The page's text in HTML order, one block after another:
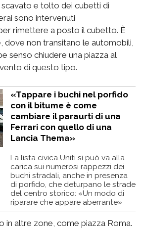
e tolto dei cubetti di
sono intervenuti
rimettere a posto il cubetto. È
dove non transitano le automobili,
senso chiudere una piazza al
di questo tipo.
«Tappare i buchi nel porfido
con il bitume è come
cambiare il paraurti di una
Ferrari con quello di una
Lancia Thema»
La lista civica Uniti si può va alla
carica sui numerosi rappezzi dei
buchi stradali, anche in presenza
di porfido, che deturpano le strade
del centro storico: «Un modo di
riparare che appare aberrante»
in altre zone, come piazza Roma.